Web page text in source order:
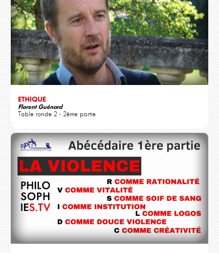
ETHIQUE
Florent Guénard
Table ronde 2 - 2ème partie